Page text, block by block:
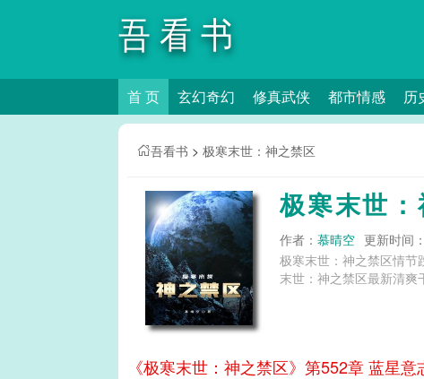
吾看书
首 页 玄幻奇幻 修真武侠 都市情感 历
吾看书 > 极寒末世：神之禁区
极寒末世
作者： 慕晴空 更新时间
极寒末世：神之禁区情节
末世：神之禁区最新清爽
《极寒末世：神之禁区》第552章 蓝星意